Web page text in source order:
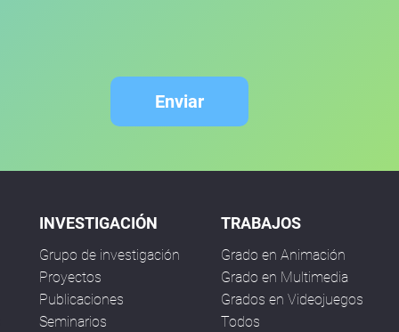
Enviar
INVESTIGACIÓN
Grupo de investigación
Proyectos
Publicaciones
Seminarios
TRABAJOS
Grado en Animación
Grado en Multimedia
Grados en Videojuegos
Todos